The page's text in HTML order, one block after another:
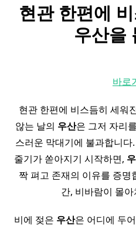
현관 한편에
우산을
바로
현관 한편에 비스듬히 세워
않는 날의 우산은 그저 자리
스러운 막대기에 불과합니
줄기가 쏟아지기 시작하면,
짝 펴고 존재의 이유를 증명
간, 비바람이 몰
비에 젖은 우산은 어디에 두